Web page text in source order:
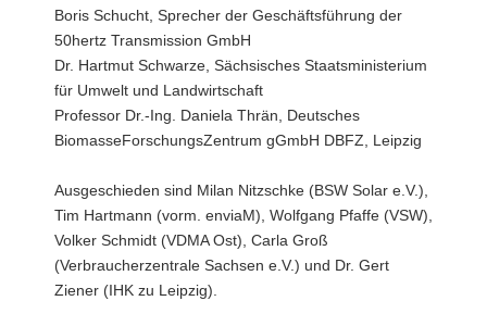
Boris Schucht, Sprecher der Geschäftsführung der
50hertz Transmission GmbH
Dr. Hartmut Schwarze, Sächsisches Staatsministerium
für Umwelt und Landwirtschaft
Professor Dr.-Ing. Daniela Thrän, Deutsches
BiomasseForschungsZentrum gGmbH DBFZ, Leipzig
Ausgeschieden sind Milan Nitzschke (BSW Solar e.V.),
Tim Hartmann (vorm. enviaM), Wolfgang Pfaffe (VSW),
Volker Schmidt (VDMA Ost), Carla Groß
(Verbraucherzentrale Sachsen e.V.) und Dr. Gert
Ziener (IHK zu Leipzig).